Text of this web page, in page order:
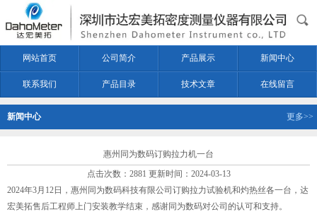
网站首页 公司简介 产品展示 新闻中心
联系我们 产品目录 技术文章 在线留言
新闻中心 更多>>
惠州同为数码订购拉力机一台
点击次数：2881 更新时间：2024-03-13
2024年3月12日，惠州同为数码科技有限公司订购拉力试验机和灼热丝各一台，达
宏美拓售后工程师上门安装教学结束，感谢同为数码对公司的认可和支持。